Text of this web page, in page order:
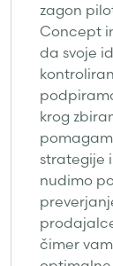
zagon
Concept
da svoje
krog
strategije
nudimo
čimer